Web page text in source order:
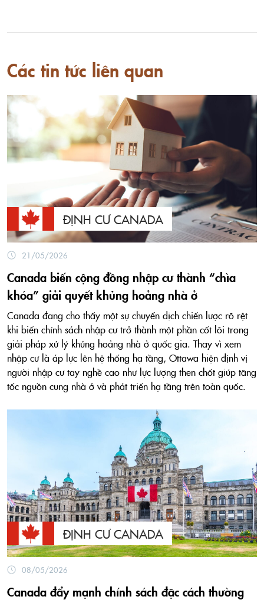
Các tin tức liên quan
ĐỊNH CƯ CANADA
21/05/2026
Canada biến cộng đồng nhập cư thành “chìa
khóa” giải quyết khủng hoảng nhà ở
Canada đang cho thấy một sự chuyển dịch chiến lược rõ rệt
khi biến chính sách nhập cư trở thành một phần cốt lõi trong
giải pháp xử lý khủng hoảng nhà ở quốc gia. Thay vì xem
nhập cư là áp lực lên hệ thống hạ tầng, Ottawa hiện định vị
người nhập cư tay nghề cao như lực lượng then chốt giúp tăng
tốc nguồn cung nhà ở và phát triển hạ tầng trên toàn quốc.
ĐỊNH CƯ CANADA
08/05/2026
Canada đẩy mạnh chính sách đặc cách thường